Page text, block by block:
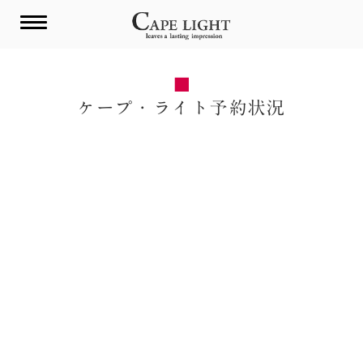
ケープ・ライト予約状況